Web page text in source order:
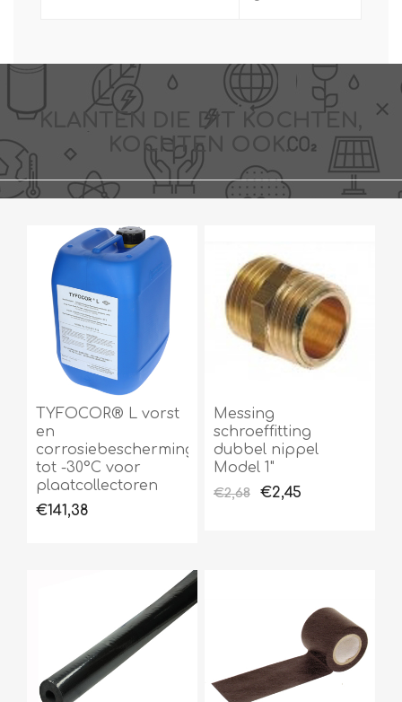
KLANTEN DIE DIT KOCHTEN,
KOCHTEN OOK..
TYFOCOR® L vorst
en
corrosiebescherming
tot -30°C voor
plaatcollectoren
€141,38
Messing
schroeffitting
dubbel nippel
Model 1"
€2,68 €2,45